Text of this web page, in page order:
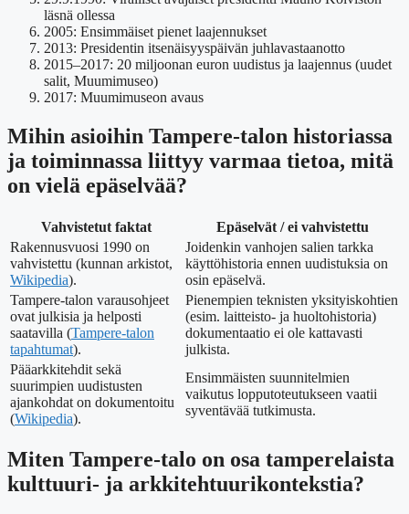
läsnä ollessa
2005: Ensimmäiset pienet laajennukset
2013: Presidentin itsenäisyyspäivän juhlavastaanotto
2015–2017: 20 miljoonan euron uudistus ja laajennus (uudet
salit, Muumimuseo)
2017: Muumimuseon avaus
Mihin asioihin Tampere-talon historiassa
ja toiminnassa liittyy varmaa tietoa, mitä
on vielä epäselvää?
Vahvistetut faktat
Epäselvät / ei vahvistettu
Rakennusvuosi 1990 on
vahvistettu (kunnan arkistot,
Wikipedia).
Joidenkin vanhojen salien tarkka
käyttöhistoria ennen uudistuksia on
osin epäselvä.
Tampere-talon varausohjeet
ovat julkisia ja helposti
saatavilla (Tampere-talon
tapahtumat).
Pienempien teknisten yksityiskohtien
(esim. laitteisto- ja huoltohistoria)
dokumentaatio ei ole kattavasti
julkista.
Pääarkkitehdit sekä
suurimpien uudistusten
ajankohdat on dokumentoitu
(Wikipedia).
Ensimmäisten suunnitelmien
vaikutus lopputoteutukseen vaatii
syventävää tutkimusta.
Miten Tampere-talo on osa tamperelaista
kulttuuri- ja arkkitehtuurikontekstia?